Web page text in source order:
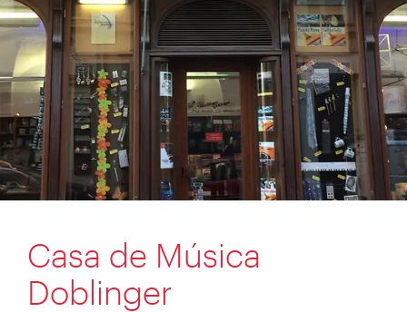
Casa de Música
Doblinger